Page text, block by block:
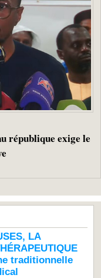
république exige le
LA
traditionnelle